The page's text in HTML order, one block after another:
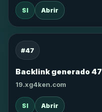
SI Abrir
#47
Backlink generado 47
19.xg4ken.com
SI Abrir